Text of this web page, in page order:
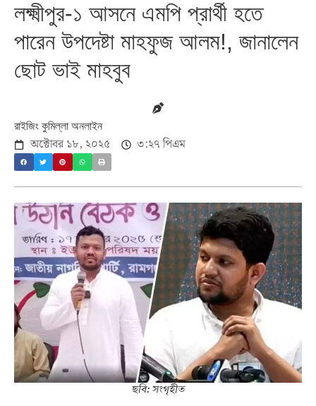
লক্ষ্মীপুর-১ আসনে এমপি প্রার্থী হতে
পারেন উপদেষ্টা মাহফুজ আলম!, জানালেন
ছোট ভাই মাহবুব
রাইজিং কুমিল্লা অনলাইন
অক্টোবর ১৮, ২০২৫ ৩:২৭ পিএম
ছবি: সংগৃহীত